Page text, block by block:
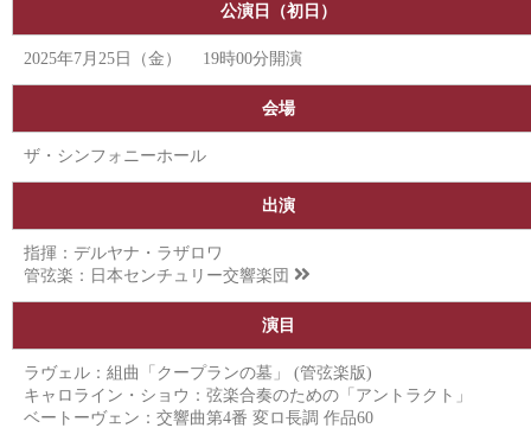
公演日（初日）
2025年7月25日（金） 19時00分開演
会場
ザ・シンフォニーホール
出演
指揮：デルヤナ・ラザロワ
管弦楽： 日本センチュリー交響楽団
演目
ラヴェル：組曲「クープランの墓」 (管弦楽版)
キャロライン・ショウ：弦楽合奏のための「アントラクト」
ベートーヴェン：交響曲第4番 変ロ長調 作品60